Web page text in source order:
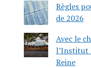
Règles
de 2026
Avec le
l’Institut
Reine